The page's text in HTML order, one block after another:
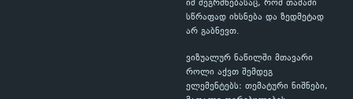
იმ შეგრძნებასაც, რომ თამაში
სწრაფად იხსნება და ზედმეტად
არ გაბნევთ.
ვიზუალურ ნაწილში მთავარი
როლი აქვთ შემდეგ
ელემენტებს: თემატური ნიშნები,